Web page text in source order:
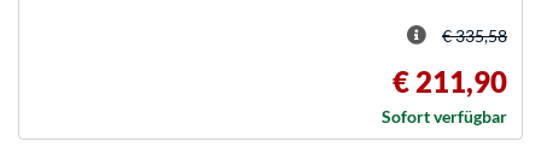
€ 335,58
€ 211,90
Sofort verfügbar